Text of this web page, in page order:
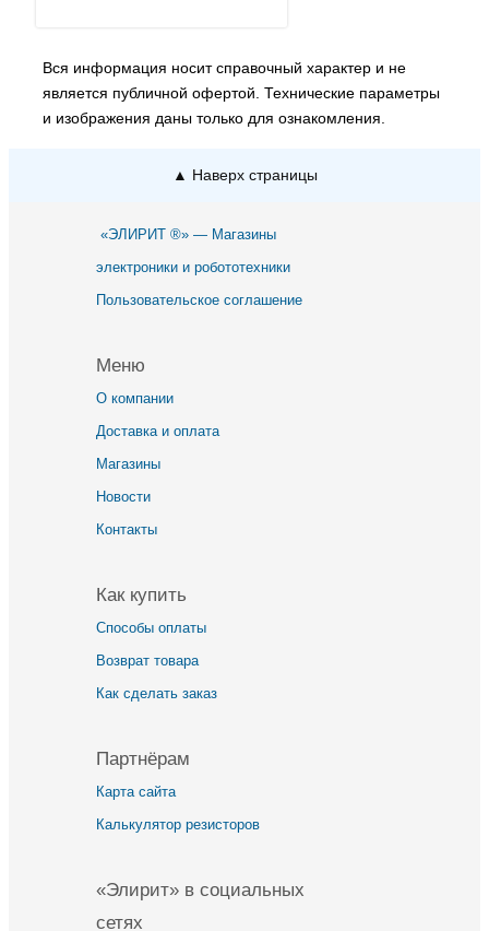
Вся информация носит справочный характер и не
является публичной офертой. Технические параметры
и изображения даны только для ознакомления.
▲ Наверх страницы
«ЭЛИРИТ ®» — Магазины
электроники и робототехники
Пользовательское соглашение
Меню
О компании
Доставка и оплата
Магазины
Новости
Контакты
Как купить
Способы оплаты
Возврат товара
Как сделать заказ
Партнёрам
Карта сайта
Калькулятор резисторов
«Элирит» в социальных
сетях